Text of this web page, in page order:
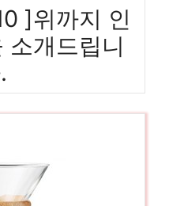
]위까지 인
소개드립니